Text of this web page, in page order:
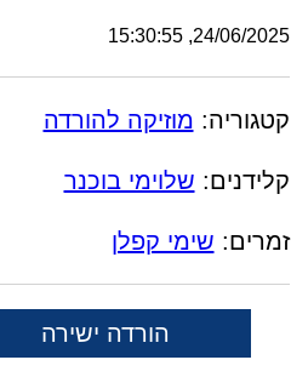
24/06/2025, 15:30:55
קטגוריה: מוזיקה להורדה
קלידנים: שלוימי בוכנר
זמרים: שימי קפלן
הורדה ישירה